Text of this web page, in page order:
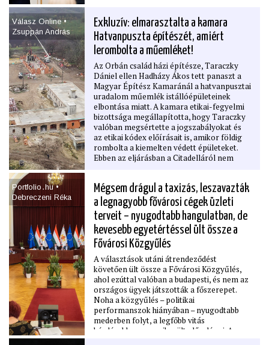
Válasz Online •
Zsuppán András
Exkluzív: elmarasztalta a kamara
Hatvanpuszta építészét, amiért
lerombolta a műemléket!
Az Orbán család házi építésze, Taraczky
Dániel ellen Hadházy Ákos tett panaszt a
Magyar Építész Kamaránál a hatvanpusztai
uradalom műemlék istállóépületeinek
elbontása miatt. A kamara etikai-fegyelmi
bizottsága megállapította, hogy Taraczky
valóban megsértette a jogszabályokat és
az etikai kódex előírásait is, amikor földig
rombolta a kiemelten védett épületeket.
Ebben az eljárásban a Citadelláról nem
Válasz Online-nak azt mondja: ismét
feljelentést tesz szándékos
műemlékrombolás, valamint – az
engedélyeket kiadó hivatalnok ellen –
hivatali visszaélés bűncselekménye miatt.
Portfolio․hu •
Debreczeni Réka
Mégsem drágul a taxizás, leszavazták
a legnagyobb fővárosi cégek üzleti
terveit – nyugodtabb hangulatban, de
kevesebb egyetértéssel ült össze a
Fővárosi Közgyűlés
A választások utáni átrendeződést
követően ült össze a Fővárosi Közgyűlés,
ahol ezúttal valóban a budapesti, és nem az
országos ügyek játszották a főszerepet.
Noha a közgyűlés – politikai
performanszok hiányában – nyugodtabb
mederben folyt, a legfőbb vitás
kérdésekben nem sikerült előrelépni. A